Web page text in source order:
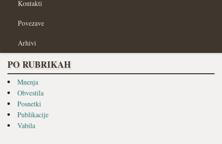
Kontakti
Povezave
Arhivi
PO RUBRIKAH
Mnenja
Obvestila
Posnetki
Publikacije
Vabila